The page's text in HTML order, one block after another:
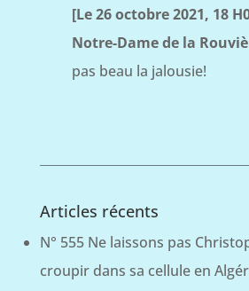
[Le 26 octobre 2021, 18
Notre-Dame de la
pas beau la jalousie!
Articles récents
N° 555 Ne laissons pas
croupir dans sa cellule en